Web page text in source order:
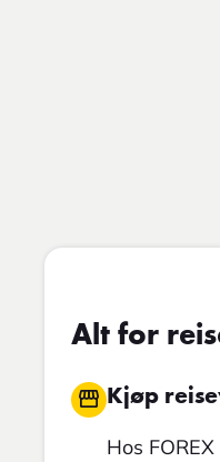
Alt for
Kjøp
Hos